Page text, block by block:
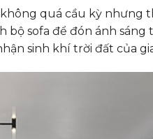
quá cầu kỳ nhưng
bộ sofa để đón ánh sáng
sinh khí trời đất của